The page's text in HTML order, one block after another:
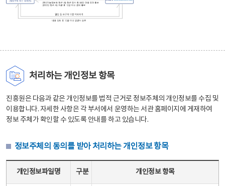
처리하는 개인정보 항목
진흥원은 다음과 같은 개인정보를 법적 근거로 정보주체의 개인정보를 수집 및
이용합니다. 자세한 사항은 각 부서에서 운영하는 서관 홈페이지에 게재하여
정보 주체가 확인할 수 있도록 안내를 하고 있습니다.
정보주체의 동의를 받아 처리하는 개인정보 항목
개인정보파일명 구분 개인정보 항목